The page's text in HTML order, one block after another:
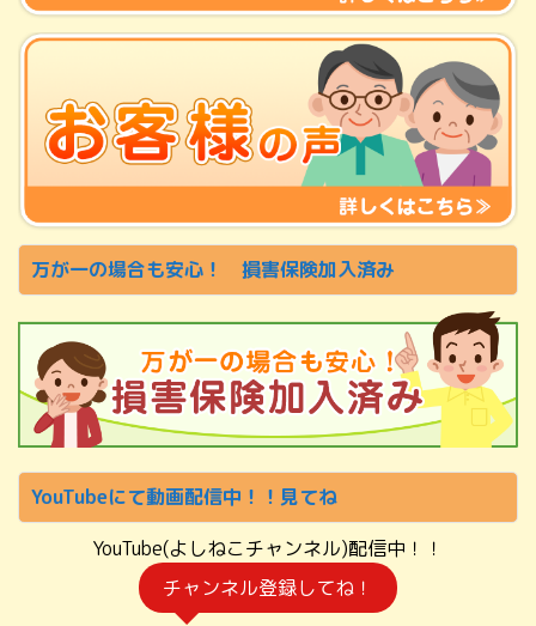
万が一の場合も安心！ 損害保険加入済み
YouTubeにて動画配信中！！見てね
YouTube(よしねこチャンネル)配信中！！
チャンネル登録してね！